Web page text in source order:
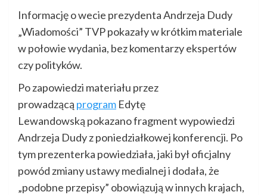
Informację o wecie prezydenta Andrzeja Dudy
„Wiadomości” TVP pokazały w krótkim materiale
w połowie wydania, bez komentarzy ekspertów
czy polityków.
Po zapowiedzi materiału przez
prowadzącą program Edytę
Lewandowską pokazano fragment wypowiedzi
Andrzeja Dudy z poniedziałkowej konferencji. Po
tym prezenterka powiedziała, jaki był oficjalny
powód zmiany ustawy medialnej i dodała, że
„podobne przepisy” obowiązują w innych krajach,